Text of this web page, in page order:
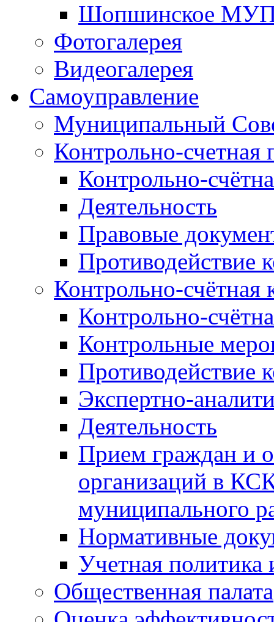
Шопшинское
Фотогалерея
Видеогалерея
Самоуправление
Муниципальный
Контрольно-счетная
Контрольно-
Деятельность
Правовые
Противодействие
Контрольно-счётная
Контрольно-
Контрольные
Противодействие
Экспертно-
Деятельность
Прием граждан и
организаций в
муниципального
Нормативные
Учетная политика
Общественная палата